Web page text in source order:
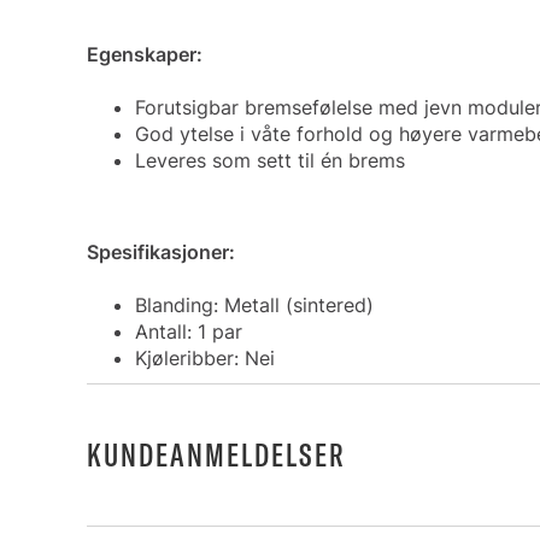
Egenskaper:
Forutsigbar bremsefølelse med jevn
God ytelse i våte forhold og høyere
Leveres som sett til én brems
Spesifikasjoner:
Blanding: Metall (sintered)
Antall: 1 par
Kjøleribber: Nei
KUNDEANMELDELSER